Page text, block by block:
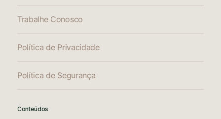
Trabalhe Conosco
Política de Privacidade
Política de Segurança
Conteúdos